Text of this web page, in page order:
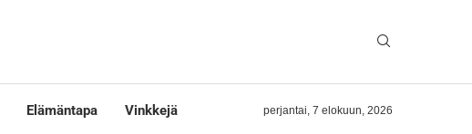
Elämäntapa Vinkkejä perjantai, 7 elokuun, 2026